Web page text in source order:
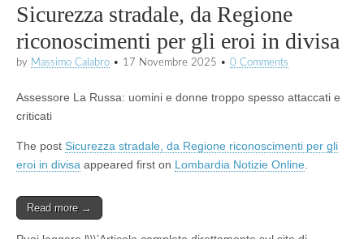
Sicurezza stradale, da Regione
riconoscimenti per gli eroi in divisa
by Massimo Calabro • 17 Novembre 2025 • 0 Comments
Assessore La Russa: uomini e donne troppo spesso attaccati e
criticati
The post Sicurezza stradale, da Regione riconoscimenti per gli
eroi in divisa appeared first on Lombardia Notizie Online
Read more →